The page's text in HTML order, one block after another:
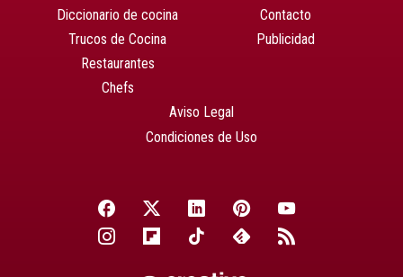
Diccionario de cocina
Trucos de Cocina
Restaurantes
Chefs
Contacto
Publicidad
Aviso Legal
Condiciones de Uso